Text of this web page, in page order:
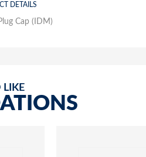
DETAILS
Cap (IDM)
LIKE